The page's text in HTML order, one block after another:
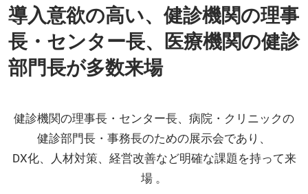
導入意欲の高い、健診機関の理事
長・センター長、医療機関の健診
部門長が多数来場
健診機関の理事長・センター長、病院・クリニックの
健診部門長・事務長のための展示会であり、
DX化、人材対策、経営改善など明確な課題を持って来
場 。